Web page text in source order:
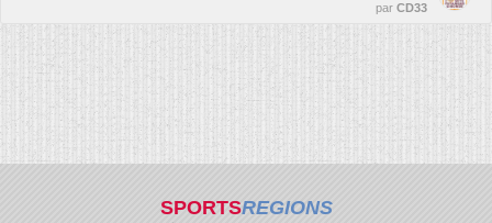
par CD33
SPORTSREGIONS